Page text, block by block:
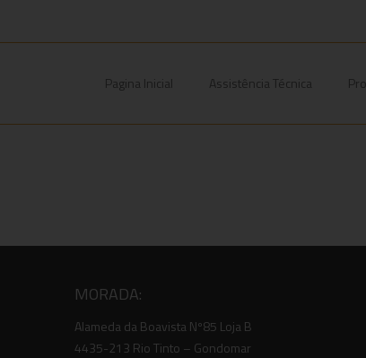
Pagina Inicial Assistência Técnica
MORADA:
Alameda da Boavista Nº85 Loja B
4435-213 Rio Tinto – Gondomar